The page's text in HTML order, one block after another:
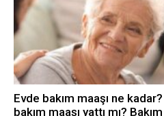
Evde bakım maaşı ne
bakım maaşı yattı mı?